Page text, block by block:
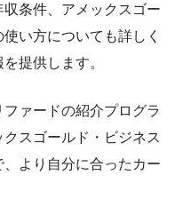
条件、アメックスゴー
い方についても詳しく
提供します。
ァードの紹介プログラ
スゴールド・ビジネス
より自分に合ったカー